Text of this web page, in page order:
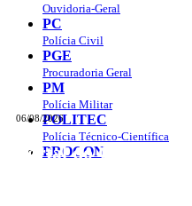
06/08/2026
Portal do Governo do
Ouvidoria-Geral
PC
Polícia Civil
PGE
Procuradoria Geral
PM
Polícia Militar
POLITEC
Polícia Técnico-Científica
PROCON